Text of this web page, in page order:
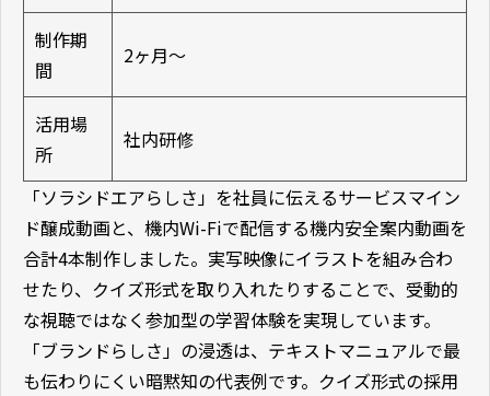
制作期
間
2ヶ月〜
活用場
所
社内研修
「ソラシドエアらしさ」を社員に伝えるサービスマイン
ド醸成動画と、機内Wi-Fiで配信する機内安全案内動画を
合計4本制作しました。実写映像にイラストを組み合わ
せたり、クイズ形式を取り入れたりすることで、受動的
な視聴ではなく参加型の学習体験を実現しています。
「ブランドらしさ」の浸透は、テキストマニュアルで最
も伝わりにくい暗黙知の代表例です。クイズ形式の採用